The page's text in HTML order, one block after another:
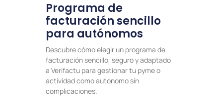
Programa de
facturación sencillo
para autónomos
Descubre cómo elegir un programa de
facturación sencillo, seguro y adaptado
a Verifactu para gestionar tu pyme o
actividad como autónomo sin
complicaciones.